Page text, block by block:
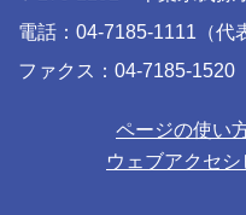
電話：04-7185-1111（代
ファクス：04-7185-1520
ページの使い
ウェブアクセシ